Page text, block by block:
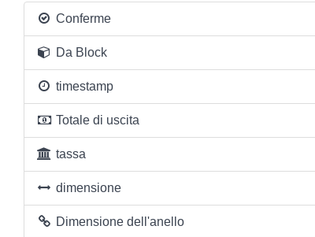
Conferme
Da Block
timestamp
Totale di uscita
tassa
dimensione
Dimensione dell'anello